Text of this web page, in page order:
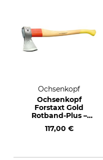
Ochsenkopf
Ochsenkopf
Forstaxt Gold
Rotband-Plus –
117,00 €